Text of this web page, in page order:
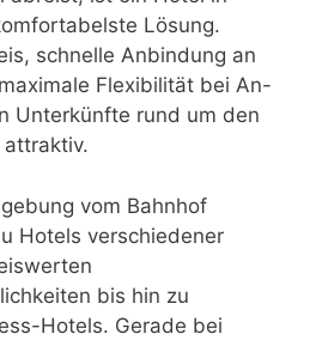
Lösung.
schnelle Anbindung an
Flexibilität bei An-
Unterkünfte rund um den
vom Bahnhof
Hotels verschiedener
bis hin zu
Hotels. Gerade bei